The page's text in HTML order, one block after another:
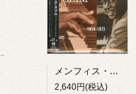
メンフィス・スリム/ ザ・フォークウェイズ・イヤーズ(CD)
2,640円(税込)